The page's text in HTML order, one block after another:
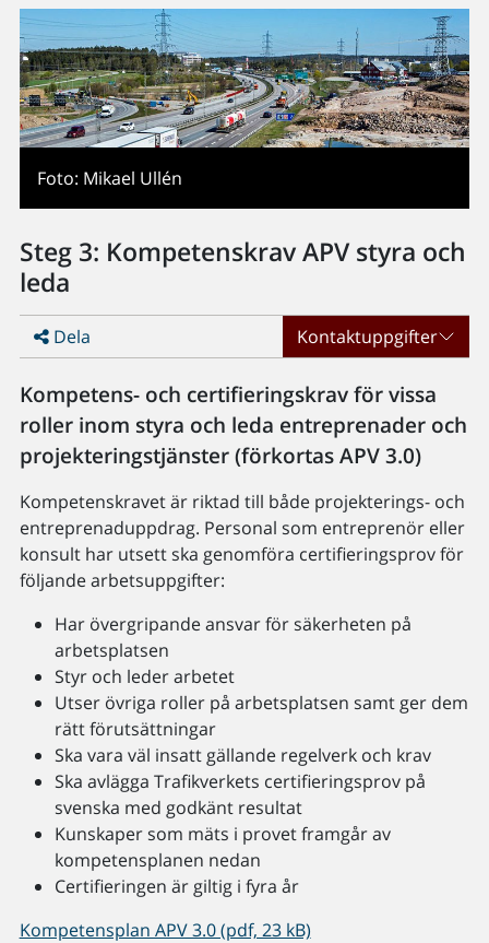
Foto: Mikael Ullén
Steg 3: Kompetenskrav APV styra och
leda
Dela Kontaktuppgifter
Kompetens- och certifieringskrav för vissa
roller inom styra och leda entreprenader och
projekteringstjänster (förkortas APV 3.0)
Kompetenskravet är riktad till både projekterings- och
entreprenaduppdrag. Personal som entreprenör eller
konsult har utsett ska genomföra certifieringsprov för
följande arbetsuppgifter:
Har övergripande ansvar för säkerheten på
arbetsplatsen
Styr och leder arbetet
Utser övriga roller på arbetsplatsen samt ger dem
rätt förutsättningar
Ska vara väl insatt gällande regelverk och krav
Ska avlägga Trafikverkets certifieringsprov på
svenska med godkänt resultat
Kunskaper som mäts i provet framgår av
kompetensplanen nedan
Certifieringen är giltig i fyra år
Kompetensplan APV 3.0 (pdf, 23 kB)